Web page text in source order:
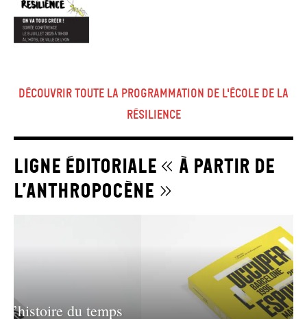
Découvrir toute la programmation de l'école de la
résilience
ligne éditoriale « À partir de
l’Anthropocène »